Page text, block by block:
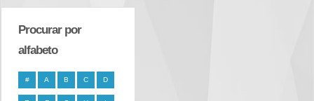
Procurar por
alfabeto
# A B C D